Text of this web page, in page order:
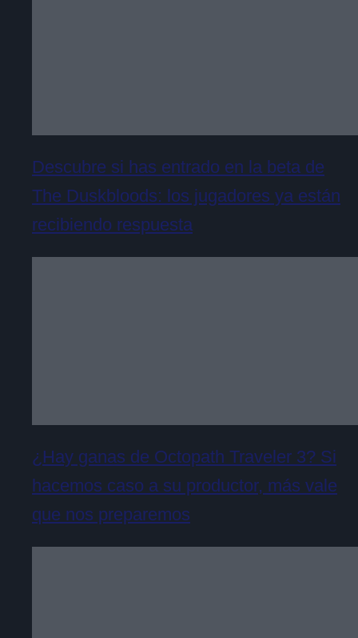
Descubre si has entrado en la beta de
The Duskbloods: los jugadores ya están
recibiendo respuesta
¿Hay ganas de Octopath Traveler 3? Si
hacemos caso a su productor, más vale
que nos preparemos